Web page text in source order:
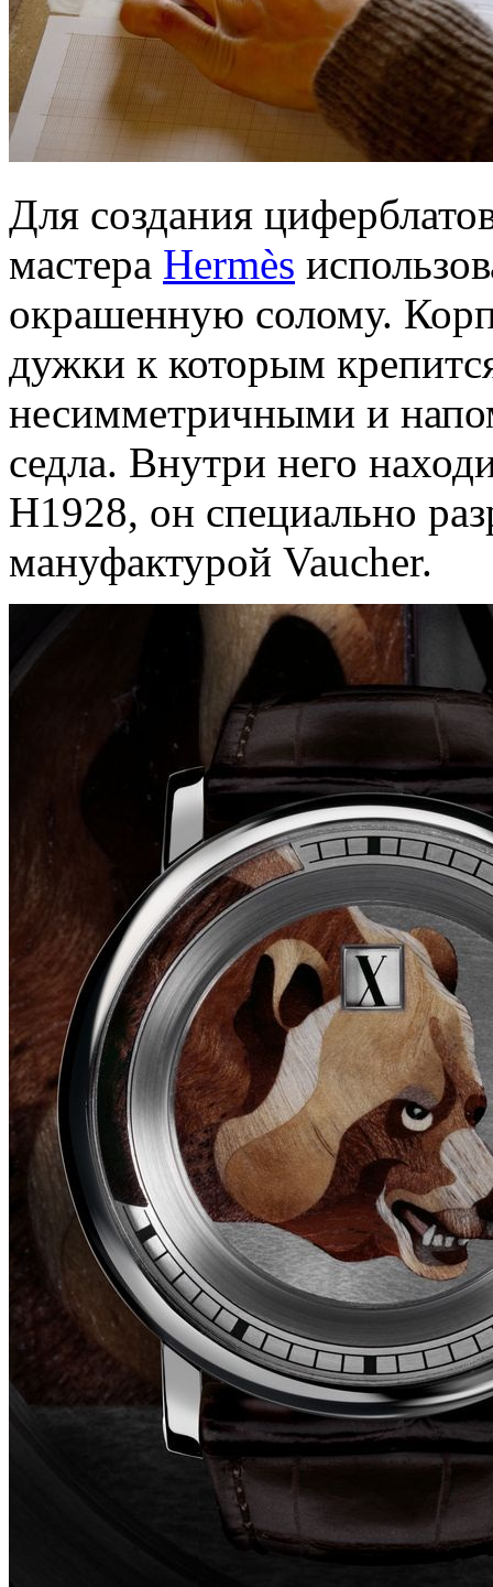
Для создания
мастера Hermès
окрашенную солому.
дужки к которым
несимметричными и
седла. Внутри него
H1928, он специально
мануфактурой Vaucher.